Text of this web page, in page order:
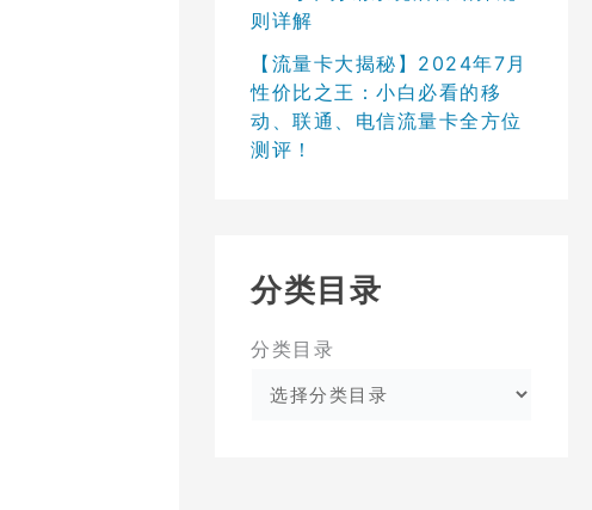
则详解
【流量卡大揭秘】2024年7月
性价比之王：小白必看的移
动、联通、电信流量卡全方位
测评！
分类目录
分类目录